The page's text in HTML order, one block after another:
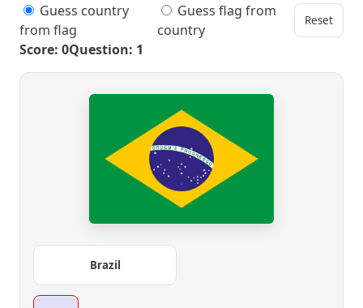
Guess country
from flag
Guess flag from
country
Reset
Score: 0Question: 1
Brazil